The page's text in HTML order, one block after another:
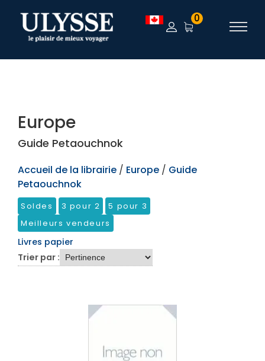
TEST 0
Europe
Guide Petaouchnok
Accueil de la librairie / Europe / Guide
Petaouchnok
Soldes 3 pour 2
5 pour 3
Meilleurs vendeurs
Livres papier
Trier par :